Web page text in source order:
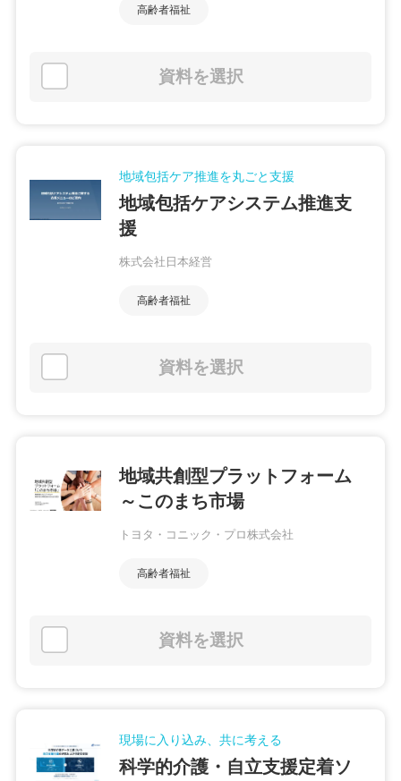
高齢者福祉
資料を選択
地域包括ケア推進を丸ごと支援
地域包括ケアシステム推進支
援
株式会社日本経営
高齢者福祉
資料を選択
地域共創型プラットフォーム
～このまち市場
トヨタ・コニック・プロ株式会社
高齢者福祉
資料を選択
現場に入り込み、共に考える
科学的介護・自立支援定着ソ